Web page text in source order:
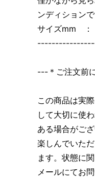
ンディションで
サイズmm ：
---＊ご注文前
この商品は実
して大切に使
ある場合がご
楽しんでいた
ます。状態に
メールにてお